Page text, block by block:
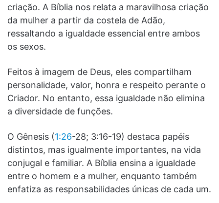
criação. A Bíblia nos relata a maravilhosa criação
da mulher a partir da costela de Adão,
ressaltando a igualdade essencial entre ambos
os sexos.
Feitos à imagem de Deus, eles compartilham
personalidade, valor, honra e respeito perante o
Criador. No entanto, essa igualdade não elimina
a diversidade de funções.
O Gênesis (1:26-28; 3:16-19) destaca papéis
distintos, mas igualmente importantes, na vida
conjugal e familiar. A Bíblia ensina a igualdade
entre o homem e a mulher, enquanto também
enfatiza as responsabilidades únicas de cada um.